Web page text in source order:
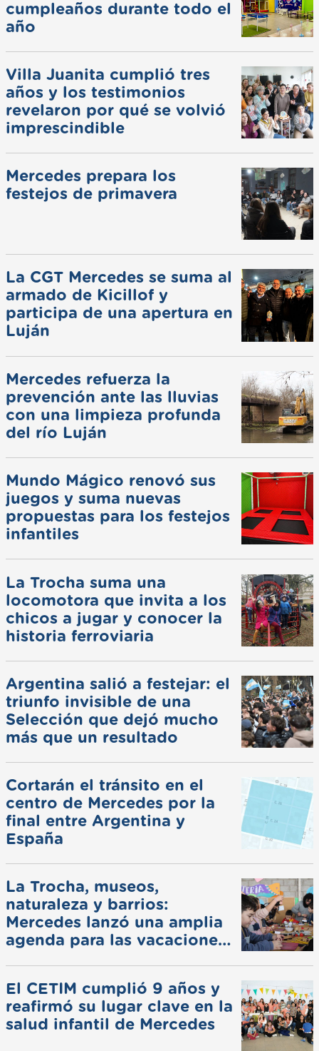
cumpleaños durante todo el
año
Villa Juanita cumplió tres
años y los testimonios
revelaron por qué se volvió
imprescindible
Mercedes prepara los
festejos de primavera
La CGT Mercedes se suma al
armado de Kicillof y
participa de una apertura en
Luján
Mercedes refuerza la
prevención ante las lluvias
con una limpieza profunda
del río Luján
Mundo Mágico renovó sus
juegos y suma nuevas
propuestas para los festejos
infantiles
La Trocha suma una
locomotora que invita a los
chicos a jugar y conocer la
historia ferroviaria
Argentina salió a festejar: el
triunfo invisible de una
Selección que dejó mucho
más que un resultado
Cortarán el tránsito en el
centro de Mercedes por la
final entre Argentina y
España
La Trocha, museos,
naturaleza y barrios:
Mercedes lanzó una amplia
agenda para las vacaciones
El CETIM cumplió 9 años y
reafirmó su lugar clave en la
salud infantil de Mercedes